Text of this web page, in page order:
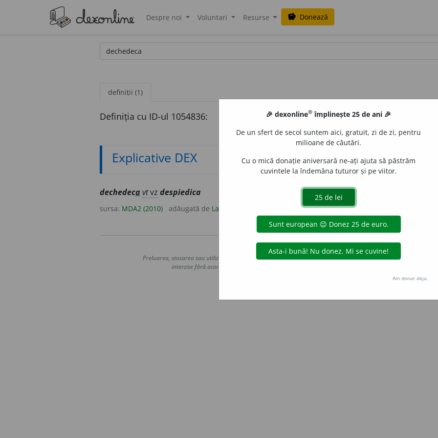
Despre noi Voluntari Resurse savings Donează
definiții (1)
Definiția cu ID-ul 1054836:
Explicative DEX
dechedeca vtvz despiedica
sursa: MDA2 (2010) adăugată de LauraGellner
Copyright © 2004-2026 dexonline (https://dexonline.ro)
Preluarea, stocarea sau utilizarea datelor de pe acest site, inclusiv prin orice metode de extragere automată
interzise fără acordul nostru prealabil scris, cu excepția seturilor de date oferite oficial spre utilizare
Hosterion
🎉 dexonline® împlinește 25 de ani 🎉
De un sfert de secol suntem aici, gratuit, zi de zi, pentru
milioane de căutări.
Cu o mică donație aniversară ne-ați ajuta să păstrăm
cuvintele la îndemâna tuturor și pe viitor.
Am donat deja.